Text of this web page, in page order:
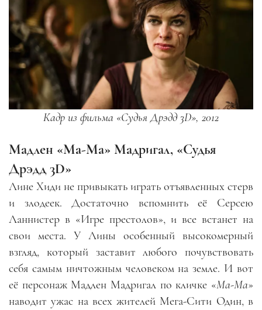
Кадр из фильма «Судья Дрэдд 3D», 2012
Мадлен «Ма-Ма» Мадригал, «Судья
Дрэдд 3D»
Лине Хиди не привыкать играть отъявленных стерв
и злодеек. Достаточно вспомнить её Серсею
Ланнистер в «Игре престолов», и все встанет на
свои места. У Лины особенный высокомерный
взгляд, который заставит любого почувствовать
себя самым ничтожным человеком на земле. И вот
её персонаж Мадлен Мадригал по кличке «Ма-Ма»
наводит ужас на всех жителей Мега-Сити Один, в